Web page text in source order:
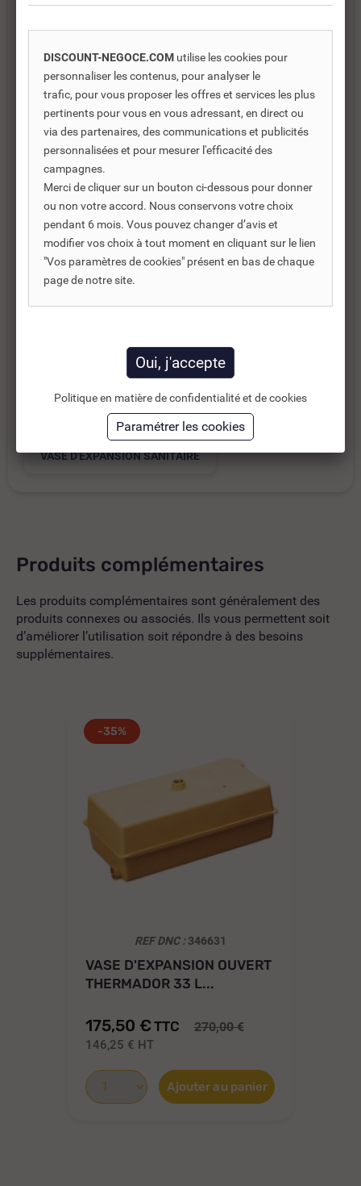
membrane
Volume : 50 L
Prégonflage : 1,5 bar
Pose : sur pieds
Vases d'expansion fermés, à membrane pour
chauffage et climatisation.
CE à partir du 18 litres.
Vases en acier, membrane SBR.
Pression de service 4 bar, températures -10°C / 99°C
ACCESSOIRES CHAUFFAGE
VASE D'EXPANSION SANITAIRE
Produits complémentaires
Les produits complémentaires sont généralement des
produits connexes ou associés. Ils vous permettent soit
d’améliorer l’utilisation soit répondre à des besoins
supplémentaires.
-35%
REF DNC :346631
VASE D'EXPANSION OUVERT
THERMADOR 33 L...
175,50 € TTC 270,00 €
146,25 € HT
Ajouter au panier
DISCOUNT-NEGOCE.COM utilise les cookies pour
personnaliser les contenus, pour analyser le
trafic, pour vous proposer les offres et services les plus
pertinents pour vous en vous adressant, en direct ou
via des partenaires, des communications et publicités
personnalisées et pour mesurer l'efficacité des
campagnes.
Merci de cliquer sur un bouton ci-dessous pour donner
ou non votre accord. Nous conservons votre choix
pendant 6 mois. Vous pouvez changer d’avis et
modifier vos choix à tout moment en cliquant sur le lien
"Vos paramètres de cookies" présent en bas de chaque
page de notre site.
Politique en matière de confidentialité et de cookies